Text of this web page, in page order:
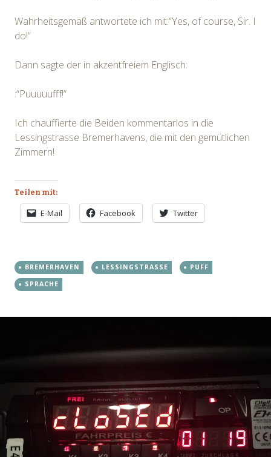
Wahrheitsgemäß antwortete ich mit:“Yes, of course, Sir. I
do!“
Dann sagte der in akzentfreiem Englisch:
:“Puuuuufff!“
Ich chauffierte die Beiden kommentarlos in die
Lessingstrasse Bremerhavens, die mit den gemütlichen
Zimmern!
Teilen mit:
E-Mail Facebook Twitter
BREMERHAVEN LESSINGSTRASSE
PUFF
SPRACHE